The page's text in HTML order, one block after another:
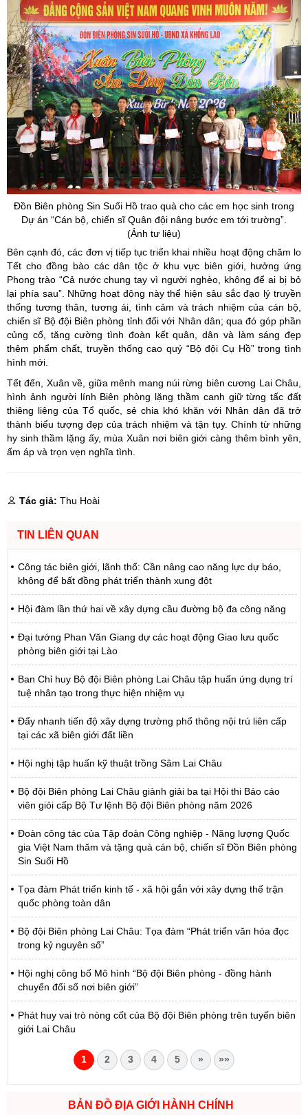
Đồn Biên phòng Sin Suối Hồ trao quà cho các em học sinh trong
Dự án “Cán bộ, chiến sĩ Quân đội nâng bước em tới trường”.
(Ảnh tư liệu)
Bên cạnh đó, các đơn vị tiếp tục triển khai nhiều hoạt động chăm lo
Tết cho đồng bào các dân tộc ở khu vực biên giới, hưởng ứng
Phong trào “Cả nước chung tay vì người nghèo, không để ai bị bỏ
lại phía sau”. Những hoạt động này thể hiện sâu sắc đạo lý truyền
thống tương thân, tương ái, tình cảm và trách nhiệm của cán bộ,
chiến sĩ Bộ đội Biên phòng tỉnh đối với Nhân dân; qua đó góp phần
củng cố, tăng cường tình đoàn kết quân, dân và làm sáng đẹp
thêm phẩm chất, truyền thống cao quý “Bộ đội Cụ Hồ” trong tình
hình mới.
Tết đến, Xuân về, giữa mênh mang núi rừng biên cương Lai Châu,
hình ảnh người lính Biên phòng lặng thầm canh giữ từng tấc đất
thiêng liêng của Tổ quốc, sẻ chia khó khăn với Nhân dân đã trở
thành biểu tượng đẹp của trách nhiệm và tận tụy. Chính từ những
hy sinh thầm lặng ấy, mùa Xuân nơi biên giới càng thêm bình yên,
ấm áp và trọn vẹn nghĩa tình.
Tác giả: Thu Hoài
TIN LIÊN QUAN
Công tác biên giới, lãnh thổ: Cần nâng cao năng lực dự báo,
không để bất đồng phát triển thành xung đột
Hội đàm lần thứ hai về xây dựng cầu đường bộ đa công năng
Đại tướng Phan Văn Giang dự các hoạt động Giao lưu quốc
phòng biên giới tại Lào
Ban Chỉ huy Bộ đội Biên phòng Lai Châu tập huấn ứng dụng trí
tuệ nhân tạo trong thực hiện nhiệm vụ
Đẩy nhanh tiến độ xây dựng trường phổ thông nội trú liên cấp
tại các xã biên giới đất liền
Hội nghị tập huấn kỹ thuật trồng Sâm Lai Châu
Bộ đội Biên phòng Lai Châu giành giải ba tại Hội thi Báo cáo
viên giỏi cấp Bộ Tư lệnh Bộ đội Biên phòng năm 2026
Đoàn công tác của Tập đoàn Công nghiệp - Năng lượng Quốc
gia Việt Nam thăm và tặng quà cán bộ, chiến sĩ Đồn Biên phòng
Sin Suối Hồ
Tọa đàm Phát triển kinh tế - xã hội gắn với xây dựng thế trận
quốc phòng toàn dân
Bộ đội Biên phòng Lai Châu: Tọa đàm “Phát triển văn hóa đọc
trong kỷ nguyên số”
Hội nghị công bố Mô hình “Bộ đội Biên phòng - đồng hành
chuyển đổi số nơi biên giới”
Phát huy vai trò nòng cốt của Bộ đội Biên phòng trên tuyến biên
giới Lai Châu
1 2 3 4 5 » »»
BẢN ĐỒ ĐỊA GIỚI HÀNH CHÍNH